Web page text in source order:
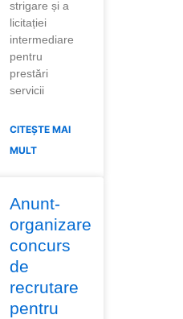
strigare și a
licitației
intermediare
pentru
prestări
servicii
CITEȘTE MAI
MULT
Anunt-
organizare
concurs
de
recrutare
pentru